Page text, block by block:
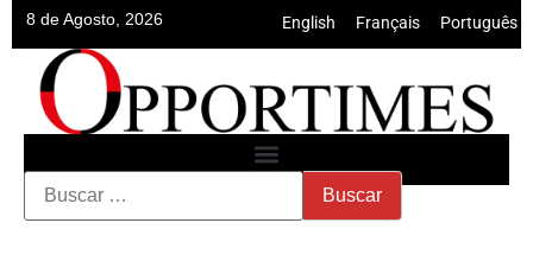
8 de Agosto, 2026 English Français Português